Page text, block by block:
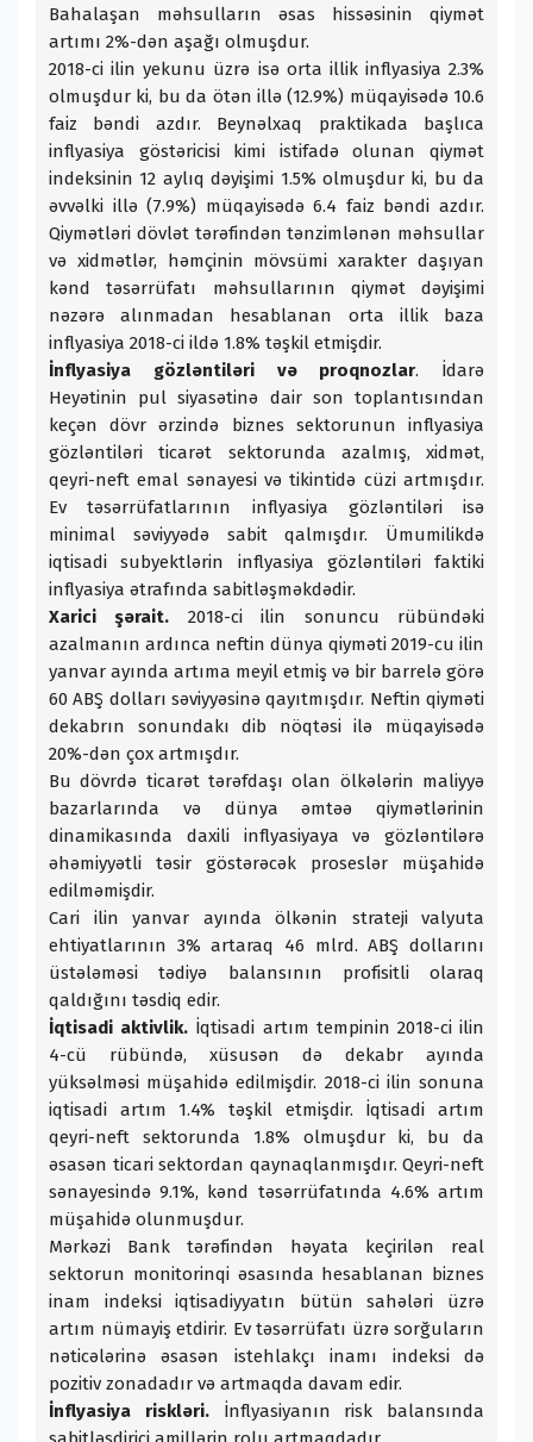
Bahalaşan məhsulların əsas hissəsinin qiymət
artımı 2%-dən aşağı olmuşdur.
2018-ci ilin yekunu üzrə isə orta illik inflyasiya 2.3%
olmuşdur ki, bu da ötən illə (12.9%) müqayisədə 10.6
faiz bəndi azdır. Beynəlxaq praktikada başlıca
inflyasiya göstəricisi kimi istifadə olunan qiymət
indeksinin 12 aylıq dəyişimi 1.5% olmuşdur ki, bu da
əvvəlki illə (7.9%) müqayisədə 6.4 faiz bəndi azdır.
Qiymətləri dövlət tərəfindən tənzimlənən məhsullar
və xidmətlər, həmçinin mövsümi xarakter daşıyan
kənd təsərrüfatı məhsullarının qiymət dəyişimi
nəzərə alınmadan hesablanan orta illik baza
inflyasiya 2018-ci ildə 1.8% təşkil etmişdir.
İnflyasiya gözləntiləri və proqnozlar. İdarə
Heyətinin pul siyasətinə dair son toplantısından
keçən dövr ərzində biznes sektorunun inflyasiya
gözləntiləri ticarət sektorunda azalmış, xidmət,
qeyri-neft emal sənayesi və tikintidə cüzi artmışdır.
Ev təsərrüfatlarının inflyasiya gözləntiləri isə
minimal səviyyədə sabit qalmışdır. Ümumilikdə
iqtisadi subyektlərin inflyasiya gözləntiləri faktiki
inflyasiya ətrafında sabitləşməkdədir.
Xarici şərait. 2018-ci ilin sonuncu rübündəki
azalmanın ardınca neftin dünya qiyməti 2019-cu ilin
yanvar ayında artıma meyil etmiş və bir barrelə görə
60 ABŞ dolları səviyyəsinə qayıtmışdır. Neftin qiyməti
dekabrın sonundakı dib nöqtəsi ilə müqayisədə
20%-dən çox artmışdır.
Bu dövrdə ticarət tərəfdaşı olan ölkələrin maliyyə
bazarlarında və dünya əmtəə qiymətlərinin
dinamikasında daxili inflyasiyaya və gözləntilərə
əhəmiyyətli təsir göstərəcək proseslər müşahidə
edilməmişdir.
Cari ilin yanvar ayında ölkənin strateji valyuta
ehtiyatlarının 3% artaraq 46 mlrd. ABŞ dollarını
üstələməsi tədiyə balansının profisitli olaraq
qaldığını təsdiq edir.
İqtisadi aktivlik. İqtisadi artım tempinin 2018-ci ilin
4-cü rübündə, xüsusən də dekabr ayında
yüksəlməsi müşahidə edilmişdir. 2018-ci ilin sonuna
iqtisadi artım 1.4% təşkil etmişdir. İqtisadi artım
qeyri-neft sektorunda 1.8% olmuşdur ki, bu da
əsasən ticari sektordan qaynaqlanmışdır. Qeyri-neft
sənayesində 9.1%, kənd təsərrüfatında 4.6% artım
müşahidə olunmuşdur.
Mərkəzi Bank tərəfindən həyata keçirilən real
sektorun monitorinqi əsasında hesablanan biznes
inam indeksi iqtisadiyyatın bütün sahələri üzrə
artım nümayiş etdirir. Ev təsərrüfatı üzrə sorğuların
nəticələrinə əsasən istehlakçı inamı indeksi də
pozitiv zonadadır və artmaqda davam edir.
İnflyasiya riskləri.İnflyasiyanın risk balansında